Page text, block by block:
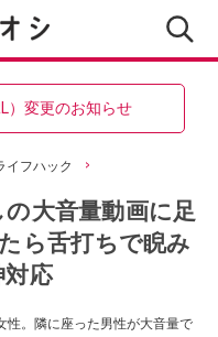
）変更のお知らせ
イフハック
大音量動画に足
ら舌打ちで睨み
応
性。隣に座った男性が大音量で